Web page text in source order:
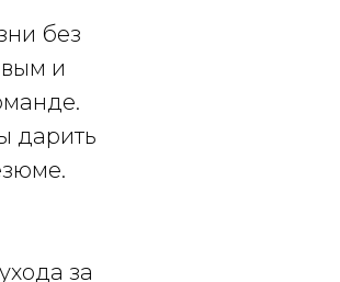
без
и
дарить
за